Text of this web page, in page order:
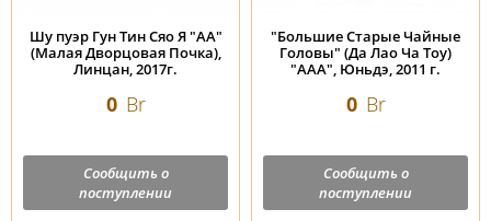
Шу пуэр Гун Тин Сяо Я "АА"
(Малая Дворцовая Почка),
Линцан, 2017г.
0 Br
Сообщить о
поступлении
"Большие Старые Чайные
Головы" (Да Лао Ча Тоу)
"ААА", Юньдэ, 2011 г.
0 Br
Сообщить о
поступлении